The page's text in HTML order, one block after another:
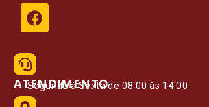
ATENDIMENTO
Segunda à Sexta de 08:00 às 14:00